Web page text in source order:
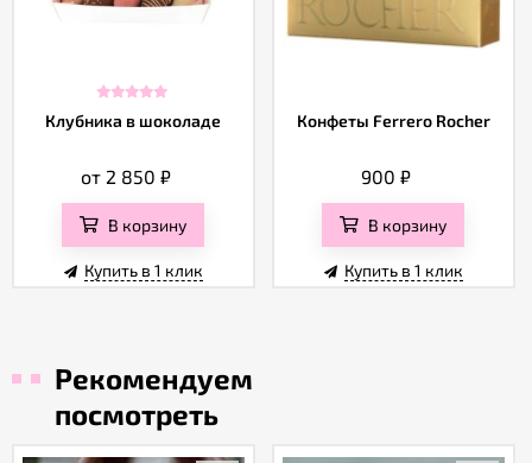
Клубника в шоколаде
от 2 850₽
В корзину
Купить в 1 клик
Конфеты Ferrero Rocher
900₽
В корзину
Купить в 1 клик
Рекомендуем
посмотреть